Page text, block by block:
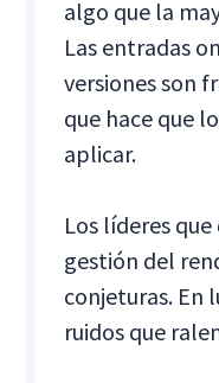
algo que la
Las entradas
versiones son
que hace que
aplicar.
Los líderes
gestión del
conjeturas. En
ruidos que